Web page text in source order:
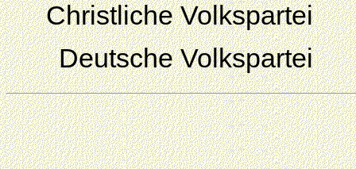
Christliche Volkspartei
Deutsche Volkspartei